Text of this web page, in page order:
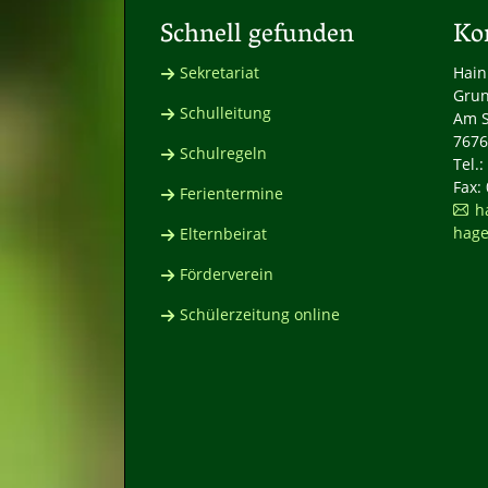
Schnell gefunden
Sekretariat
Schulleitung
Schulregeln
Ferientermine
Elternbeirat
Förderverein
Schülerzeitung online
Am
Tel.:
Fax: